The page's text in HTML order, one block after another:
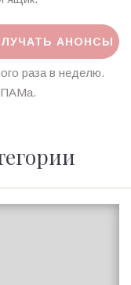
раза в неделю.